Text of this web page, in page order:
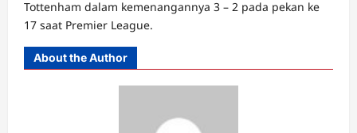
Tottenham dalam kemenangannya 3 – 2 pada pekan ke
17 saat Premier League.
About the Author